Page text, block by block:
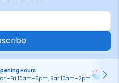
Hours
10am–5pm, Sat 10am–2pm